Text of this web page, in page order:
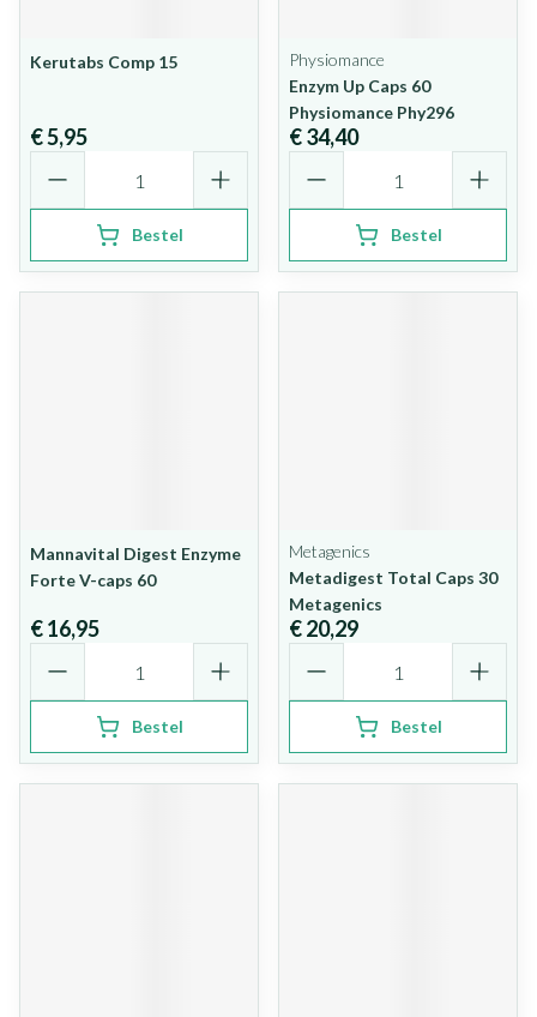
Kerutabs Comp 15
€ 5,95
Bestel
Physiomance
Enzym Up Caps 60
Physiomance Phy296
€ 34,40
Bestel
Mannavital Digest Enzyme
Forte V-caps 60
€ 16,95
Bestel
Metagenics
Metadigest Total Caps 30
Metagenics
€ 20,29
Bestel